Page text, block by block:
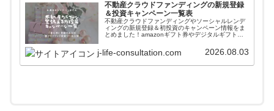
不動産クラウドファンディングの新規登録
＆投資キャンペーン一覧表
不動産クラウドファンディングやソーシャルレンデ
ィングの新規登録＆初投資のキャンペーン情報をま
とめました！amazonギフト券やデジタルギフトを
案件に簡単に投資できるファンド情報自動更新ツー
ルも紹介しています。
j-life-consultation.com 2026.08.03